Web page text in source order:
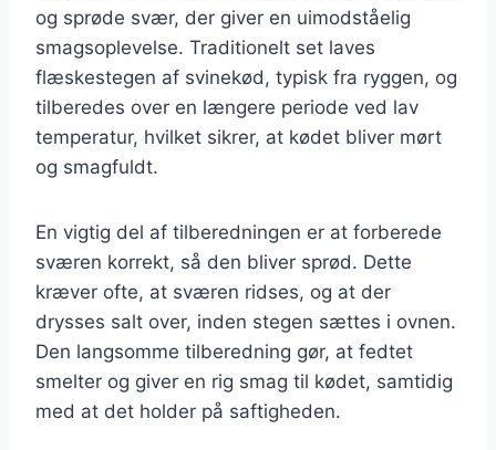
og sprøde svær, der giver en uimodståelig
smagsoplevelse. Traditionelt set laves
flæskestegen af svinekød, typisk fra ryggen, og
tilberedes over en længere periode ved lav
temperatur, hvilket sikrer, at kødet bliver mørt
og smagfuldt.
En vigtig del af tilberedningen er at forberede
sværen korrekt, så den bliver sprød. Dette
kræver ofte, at sværen ridses, og at der
drysses salt over, inden stegen sættes i ovnen.
Den langsomme tilberedning gør, at fedtet
smelter og giver en rig smag til kødet, samtidig
med at det holder på saftigheden.